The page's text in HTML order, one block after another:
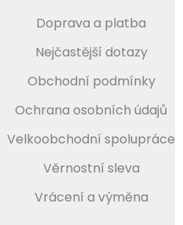
Doprava a platba
Nejčastější dotazy
Obchodní podmínky
Ochrana osobních údajů
Velkoobchodní spolupráce
Věrnostní sleva
Vrácení a výměna